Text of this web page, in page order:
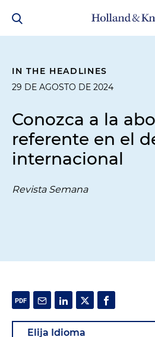
IN THE HEADLINES
29 DE AGOSTO DE 2024
Conozca a la
referente en el
internacional
Revista Semana